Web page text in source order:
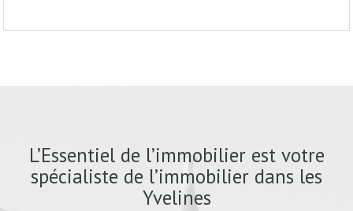
L’Essentiel de l’immobilier est votre
spécialiste de l’immobilier dans les
Yvelines